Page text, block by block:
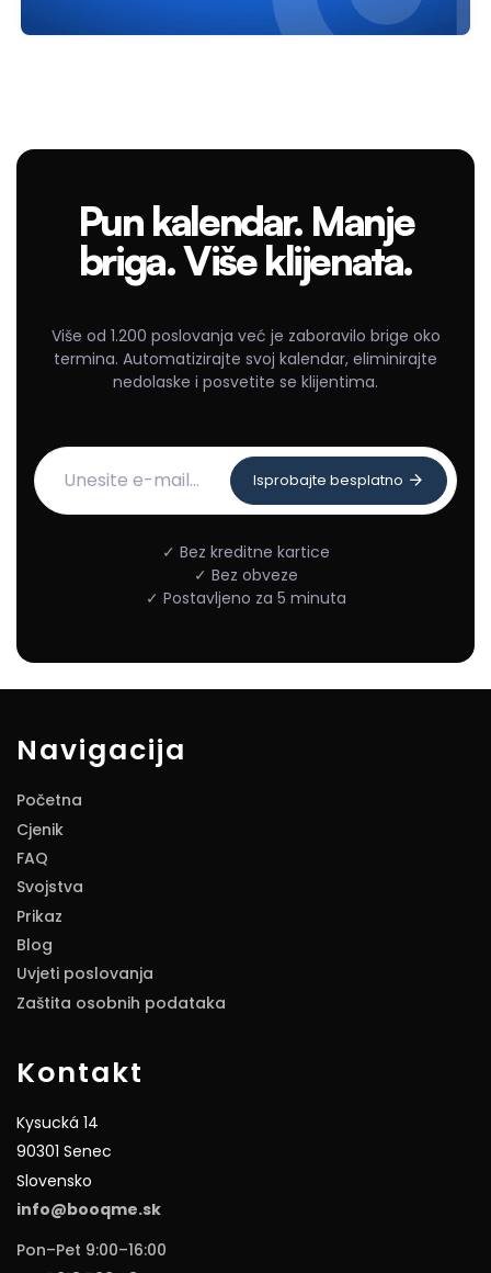
Pun kalendar. Manje
briga. Više klijenata.
Više od 1.200 poslovanja već je zaboravilo brige oko
termina. Automatizirajte svoj kalendar, eliminirajte
nedolaske i posvetite se klijentima.
Isprobajte besplatno
✓ Bez kreditne kartice
✓ Bez obveze
✓ Postavljeno za 5 minuta
Navigacija
Početna
Cjenik
FAQ
Svojstva
Prikaz
Blog
Uvjeti poslovanja
Zaštita osobnih podataka
Kontakt
Kysucká 14
90301 Senec
Slovensko
info@booqme.sk
Pon–Pet 9:00–16:00